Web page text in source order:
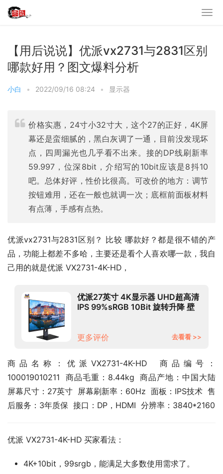
【用后说说】优派vx2731与2831区别
哪款好用？图文爆料分析
小白 • 2022/09/16 08:24 • 显示器
价格实惠，24寸小32寸大，这个27的正好，4K屏
幕还是蛮细腻的，黑白灰调了一通，目前没发现坏
点，四周漏光也几乎看不出来。接的DP线刷新率
59.997，位深8bit，介绍写的10bit应该是8抖10
吧。总体好评，性价比很高。可改价的地方：调节
按钮难用，还在一般也就调一次；底框前面板材料
有点薄，手感有点热。
优派vx2731与2831区别？ 比较 哪款好？都是很不错的产
品，功能上都差不多哈，主要还是看个人喜欢哪一款，我自
己用的就是优派 VX2731-4K-HD，
优派27英寸 4K显示器 UHD超高清
IPS 99%sRGB 10Bit 旋转升降 壁
更多评价
去看看 >>
商品名称：优派VX2731-4K-HD  商品编号：
100019010211  商品毛重：8.44kg  商品产地：中国大陆
屏幕尺寸：27英寸  屏幕刷新率：60Hz  面板：IPS技术  售
后服务：3年质保  接口：DP，HDMI  分辨率：3840*2160
优派 VX2731-4K-HD 买家看法：
4K+10bit，99srgb，能满足大多数使用需求了。